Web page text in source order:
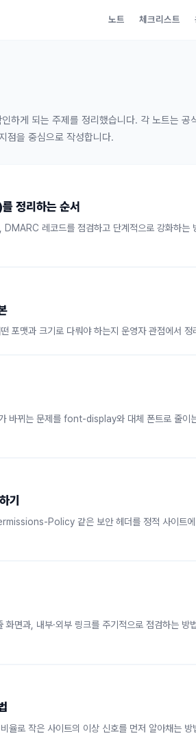
노트 체크리스트
하게 되는 주제를 정리했습니다. 각 노트는 공
점을 중심으로 작성합니다.
정리하는 순서
레코드를 점검하고 단계적으로 강화하는
포맷과 크기로 다뤄야 하는지 운영자 관점에서 정
바뀌는 문제를 font-display와 대체 폰트로 줄이
기
Policy 같은 보안 헤더를 정적 사이트에
면과, 내부·외부 링크를 주기적으로 점검하는 방
율로 작은 사이트의 이상 신호를 먼저 알아채는 방